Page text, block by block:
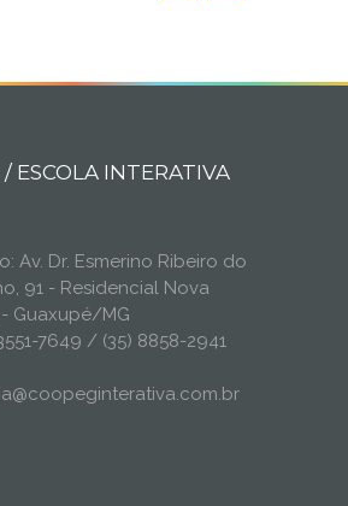
/ ESCOLA INTERATIVA
Av. Dr. Esmerino Ribeiro do
91 - Residencial Nova
Guaxupé/MG
7649 / (35) 8858-2941